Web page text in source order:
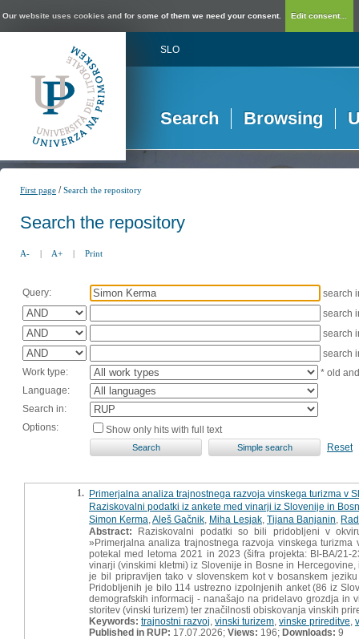
Our website uses cookies and for some of them we need your consent. Edit consent...
SLO
Search Browsing
First page /Search the repository
Search the repository
A- | A+ | Print
Query:
search
search
search
search
Work type:
* old
Language:
Search in:
Options:
Show only hits with full text
Reset
1. Primerjalna analiza trajnostnega razvoja vinskega turizma v
Raziskovalni podatki iz ankete med vinarji iz Slovenije in
Simon Kerma Aleš Gačnik Miha Lesjak Tijana Banjanin
Abstract: Raziskovalni podatki so bili pridobljeni v
»Primerjalna analiza trajnostnega razvoja vinskega
potekal med letoma 2021 in 2023 (šifra projekta: BI-BA/
vinarji (vinskimi kletmi) iz Slovenije in Bosne in
je bil pripravljen tako v slovenskem kot v bosanskem
Pridobljenih je bilo 114 ustrezno izpolnjenih anket (86 iz
demografskih informacij - nanašajo na pridelavo grozdja in
storitev (vinski turizem) ter značilnosti obiskovanja vinskih
Keywords: trajnostni razvoj vinski turizem vinske prireditve
Published in RUP: 17.07.2026; Views: 196; Downloads: 9